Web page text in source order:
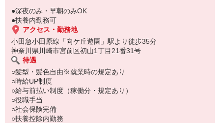
●深夜のみ・早朝のみOK
●扶養内勤務可
アクセス・勤務地
小田急小田原線「向ケ丘遊園」駅より徒歩35分
神奈川県川崎市宮前区初山1丁目21番31号
待遇
○髪型・髪色自由※就業時の規定あり
○時給UP制度
○給与前払い制度（稼働分・規定あり）
○役職手当
○社会保険完備
○扶養控除内勤務